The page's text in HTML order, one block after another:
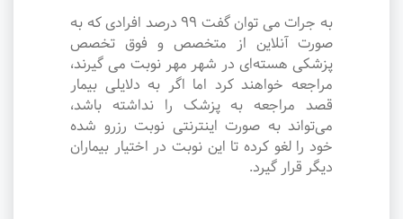
به جرات می‌ توان گفت ۹۹ درصد افرادی که به
صورت آنلاین از متخصص و فوق تخصص
پزشکی هسته‌ای در شهر مهر نوبت می گیرند،
مراجعه خواهند کرد اما اگر به دلایلی بیمار
قصد مراجعه به پزشک را نداشته باشد،
می‌تواند به صورت اینترنتی نوبت رزرو شده
خود را لغو کرده تا این نوبت در اختیار بیماران
دیگر قرار گیرد.